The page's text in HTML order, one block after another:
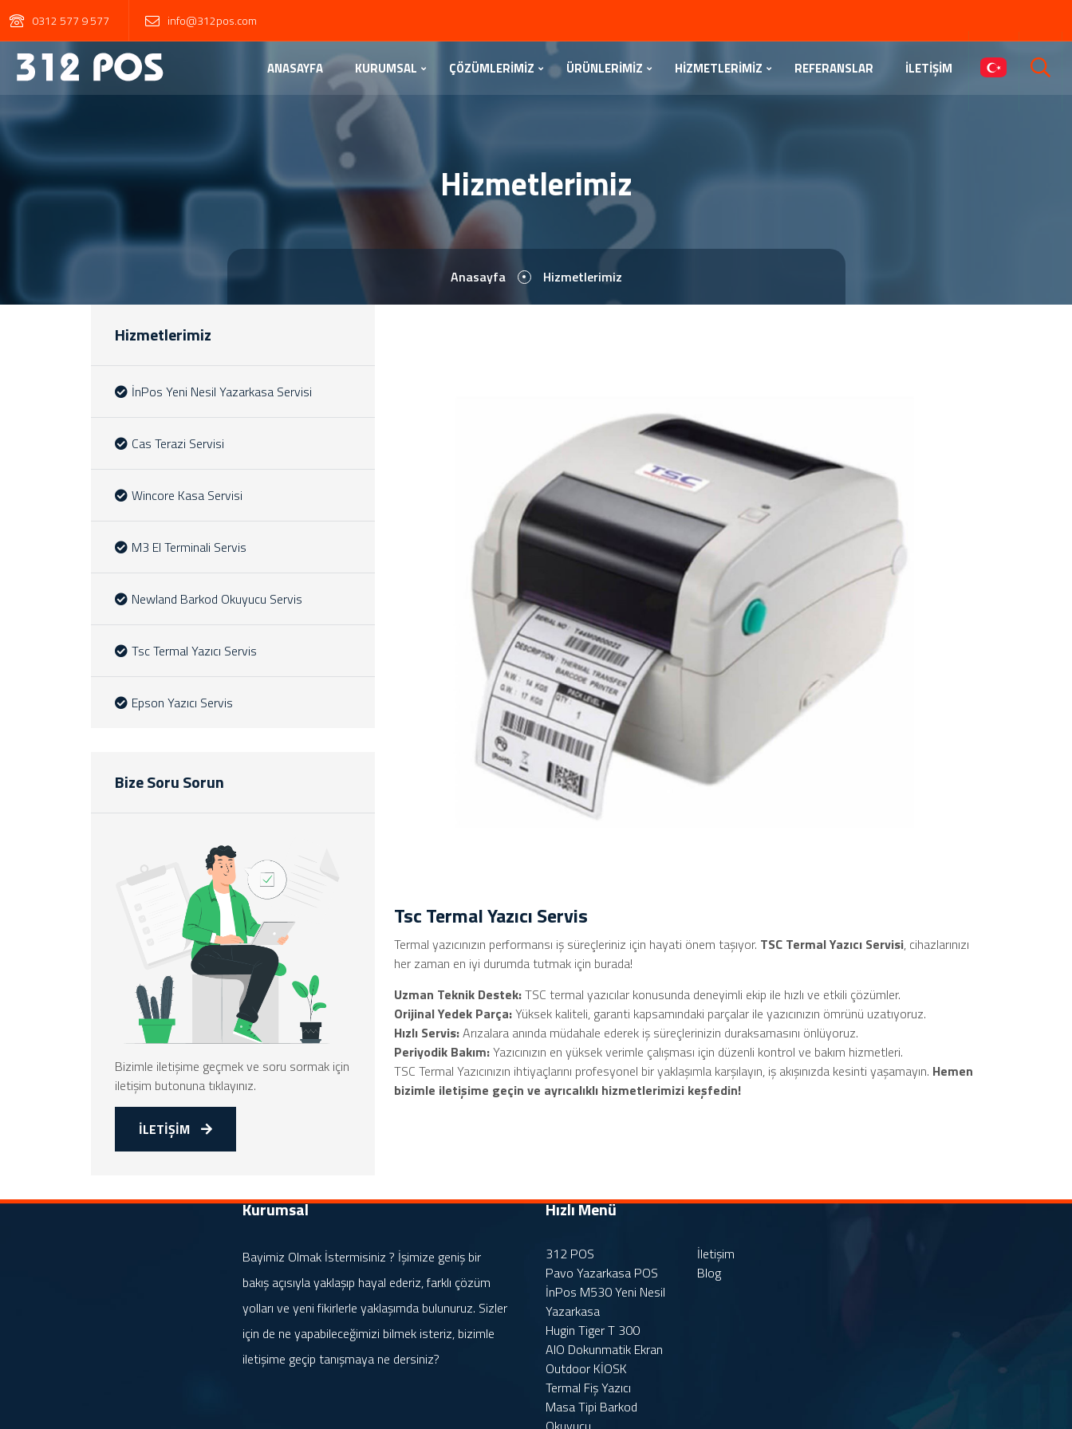
0312 577 9 577 info@312pos.com
ANASAYFA KURUMSAL ÇÖZÜMLERİMİZ ÜRÜNLERİMİZ HİZMETLERİMİZ REFERANSLAR İLETİŞİM
Hizmetlerimiz
Anasayfa Hizmetlerimiz
Tsc Termal Yazıcı Servis
Termal yazıcınızın performansı iş süreçleriniz için hayati önem taşıyor. TSC Termal Yazıcı Servisi, cihazlarınızı
her zaman en iyi durumda tutmak için burada!
Uzman Teknik Destek:TSC termal yazıcılar konusunda deneyimli ekip ile hızlı ve etkili çözümler.
Orijinal Yedek Parça:Yüksek kaliteli, garanti kapsamındaki parçalar ile yazıcınızın ömrünü uzatıyoruz.
Hızlı Servis:Arızalara anında müdahale ederek iş süreçlerinizin duraksamasını önlüyoruz.
Periyodik Bakım:Yazıcınızın en yüksek verimle çalışması için düzenli kontrol ve bakım hizmetleri.
TSC Termal Yazıcınızın ihtiyaçlarını profesyonel bir yaklaşımla karşılayın, iş akışınızda kesinti yaşamayın. Hemen
bizimle iletişime geçin ve ayrıcalıklı hizmetlerimizi keşfedin!
Hizmetlerimiz
İnPos Yeni Nesil Yazarkasa Servisi
Cas Terazi Servisi
Wincore Kasa Servisi
M3 El Terminali Servis
Newland Barkod Okuyucu Servis
Tsc Termal Yazıcı Servis
Epson Yazıcı Servis
Bize Soru Sorun
Bizimle iletişime geçmek ve soru sormak için
iletişim butonuna tıklayınız.
İLETİŞİM
Kurumsal
Bayimiz Olmak İstermisiniz ? İşimize geniş bir
bakış açısıyla yaklaşıp hayal ederiz, farklı çözüm
yolları ve yeni fikirlerle yaklaşımda bulunuruz. Sizler
için de ne yapabileceğimizi bilmek isteriz, bizimle
iletişime geçip tanışmaya ne dersiniz?
Hızlı Menü
312 POS
Pavo Yazarkasa POS
İnPos M530 Yeni Nesil
Yazarkasa
Hugin Tiger T 300
AIO Dokunmatik Ekran
Outdoor KİOSK
Termal Fiş Yazıcı
Masa Tipi Barkod
İletişim
Blog